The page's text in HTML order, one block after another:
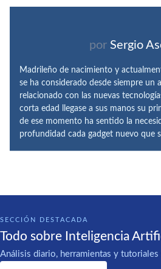
por Sergio
Madrileño de nacimiento y
se ha considerado desde siempre un
relacionado con las nuevas
corta edad llegase a sus manos su
de ese momento ha sentido la
profundidad cada gadget nuevo que
SECCIÓN DESTACADA
Todo sobre Inteligencia
Análisis diario, herramientas y